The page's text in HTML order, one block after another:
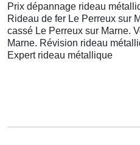
Prix dépannage rideau
Rideau de fer Le Perreux sur
cassé Le Perreux sur Marne.
Marne. Révision rideau
Expert rideau métallique